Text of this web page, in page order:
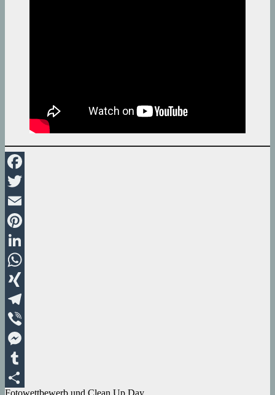
Facebook
Twitter
Email
Pinterest
LinkedIn
WhatsApp
XING
Telegram
Viber
Messenger
Tumblr